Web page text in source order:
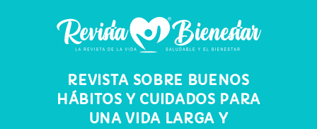
REVISTA SOBRE BUENOS
HÁBITOS Y CUIDADOS PARA
UNA VIDA LARGA Y